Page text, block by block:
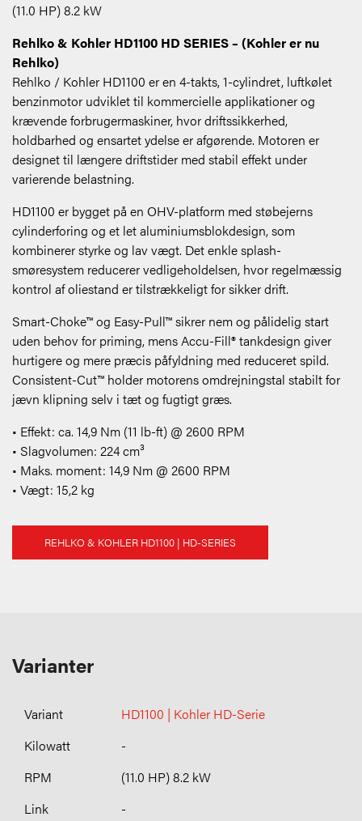
(11.0 HP) 8.2 kW
Rehlko & Kohler HD1100 HD SERIES – (Kohler er nu
Rehlko)
Rehlko / Kohler HD1100 er en 4-takts, 1-cylindret, luftkølet
benzinmotor udviklet til kommercielle applikationer og
krævende forbrugermaskiner, hvor driftssikkerhed,
holdbarhed og ensartet ydelse er afgørende. Motoren er
designet til længere driftstider med stabil effekt under
varierende belastning.
HD1100 er bygget på en OHV-platform med støbejerns
cylinderforing og et let aluminiumsblokdesign, som
kombinerer styrke og lav vægt. Det enkle splash-
smøresystem reducerer vedligeholdelsen, hvor regelmæssig
kontrol af oliestand er tilstrækkeligt for sikker drift.
Smart-Choke™ og Easy-Pull™ sikrer nem og pålidelig start
uden behov for priming, mens Accu-Fill® tankdesign giver
hurtigere og mere præcis påfyldning med reduceret spild.
Consistent-Cut™ holder motorens omdrejningstal stabilt for
jævn klipning selv i tæt og fugtigt græs.
• Effekt: ca. 14,9 Nm (11 lb-ft) @ 2600 RPM
• Slagvolumen: 224 cm³
• Maks. moment: 14,9 Nm @ 2600 RPM
• Vægt: 15,2 kg
REHLKO & KOHLER HD1100 | HD-SERIES
Varianter
HD1100 | Kohler HD-Serie
-
(11.0 HP) 8.2 kW
-